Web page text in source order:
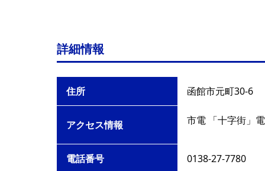
詳細情報
住所 函館市元町30-6
アクセス情報 市電 「十字街」
電話番号 0138-27-7780